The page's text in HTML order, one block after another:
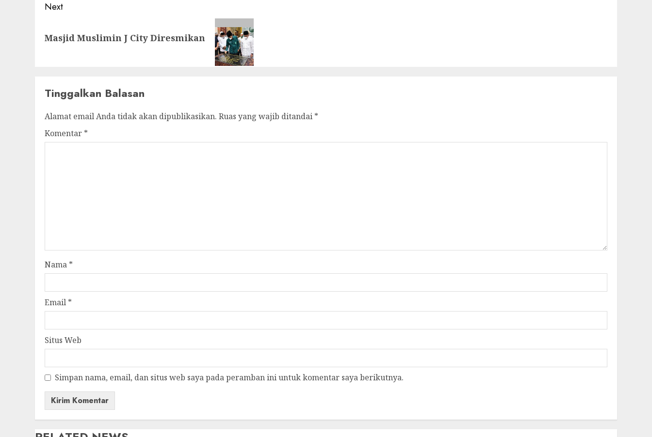
Next
post:
Masjid Muslimin J City Diresmikan
Tinggalkan Balasan
Alamat email Anda tidak akan dipublikasikan. Ruas yang wajib ditandai *
Komentar *
Nama *
Email *
Situs Web
Simpan nama, email, dan situs web saya pada peramban ini untuk komentar saya berikutnya.